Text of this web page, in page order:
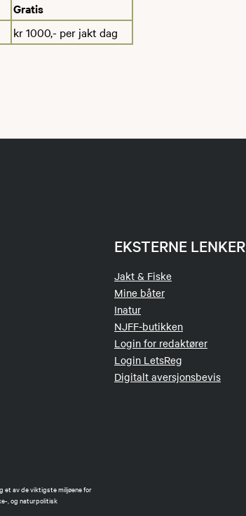
Gratis
kr 1000,- per jakt dag
EKSTERNE LENKER
Jakt & Fiske
Mine båter
Inatur
NJFF-butikken
Login for redaktører
Login LetsReg
Digitalt aversjonsbevis
et av de viktigste miljøene for
, og naturpolitisk